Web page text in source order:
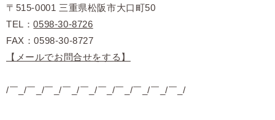
〒515-0001 三重県松阪市大口町50
TEL：0598-30-8726
FAX：0598-30-8727
【メールでお問合せをする】
/￣_/￣_/￣_/￣_/￣_/￣_/￣_/￣_/￣_/￣_/